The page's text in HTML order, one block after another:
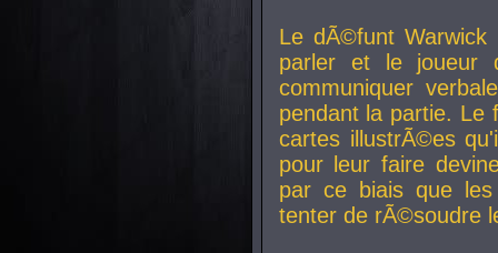
Le dÃ©funt Warwick
parler et le joueur
communiquer
pendant la partie. Le
cartes illustrÃ©es
pour leur faire
par ce biais que
tenter de rÃ©soudre